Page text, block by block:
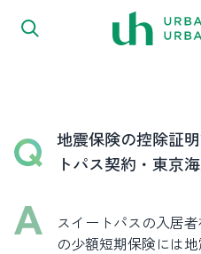
地震保険の控除証
トパス契約・東京
スイートパスの入居
の少額短期保険には